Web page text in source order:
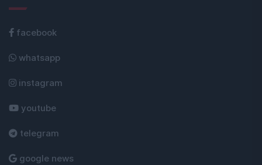
facebook
whatsapp
instagram
youtube
telegram
google news